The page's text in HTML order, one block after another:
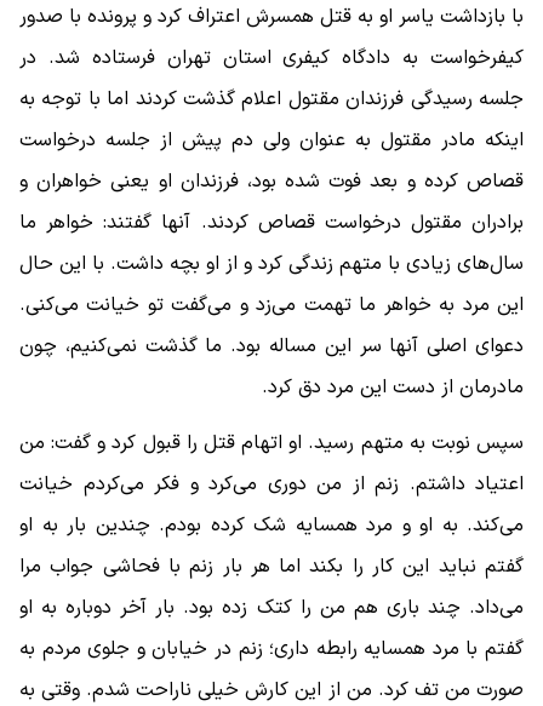
با بازداشت یاسر او به قتل همسرش اعتراف کرد و پرونده با صدور
کیفرخواست به دادگاه کیفری استان تهران فرستاده شد. در
جلسه رسیدگی فرزندان مقتول اعلام گذشت کردند اما با توجه به
اینکه مادر مقتول به عنوان ولی دم پیش از جلسه درخواست
قصاص کرده و بعد فوت شده بود، فرزندان او یعنی خواهران و
برادران مقتول درخواست قصاص کردند. آنها گفتند: خواهر ما
سال‌های زیادی با متهم زندگی کرد و از او بچه داشت. با این حال
این مرد به خواهر ما تهمت می‌زد و می‌گفت تو خیانت می‌کنی.
دعوای اصلی آنها سر این مساله بود. ما گذشت نمی‌کنیم، چون
مادرمان از دست این مرد دق کرد.
سپس نوبت به متهم رسید. او اتهام قتل را قبول کرد و گفت: من
اعتیاد داشتم. زنم از من دوری می‌کرد و فکر می‌کردم خیانت
می‌کند. به او و مرد همسایه شک کرده بودم. چندین بار به او
گفتم نباید این کار را بکند اما هر بار زنم با فحاشی جواب مرا
می‌داد. چند باری هم من را کتک زده بود. بار آخر دوباره به او
گفتم با مرد همسایه رابطه داری؛ زنم در خیابان و جلوی مردم به
صورت من تف کرد. من از این کارش خیلی ناراحت شدم. وقتی به